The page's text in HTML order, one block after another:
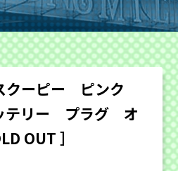
クーピー ピンク
テリー プラグ オ
OUT ］